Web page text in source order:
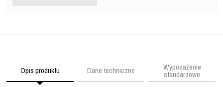
Opis produktu Dane techniczne Wyposażenie
standardowe